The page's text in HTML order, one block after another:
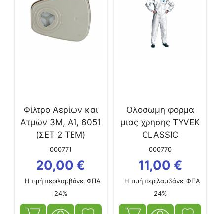
Φίλτρο Αερίων και
Ατμών 3Μ, A1, 6051
(ΣΕΤ 2 ΤΕΜ)
000771
20,00 €
Η τιμή περιλαμβάνει ΦΠΑ
24%
Ολοσωμη φορμα
μιας χρησης TYVEK
CLASSIC
000770
11,00 €
Η τιμή περιλαμβάνει ΦΠΑ
24%